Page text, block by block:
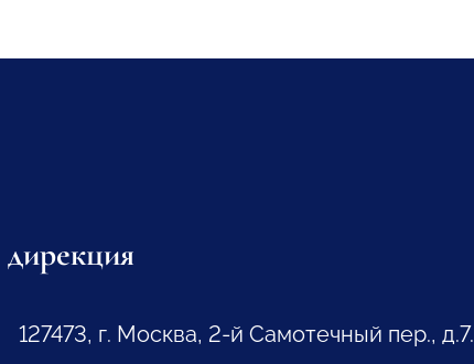
127473, г. Москва, 2-й Самотечный пер., д.7.